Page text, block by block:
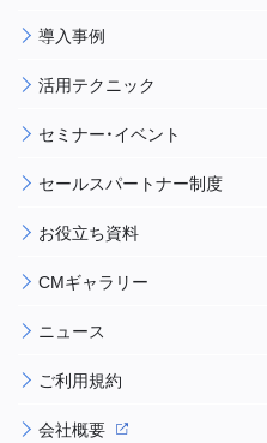
導入事例
活用テクニック
セミナー・イベント
セールスパートナー制度
お役立ち資料
CMギャラリー
ニュース
ご利用規約
会社概要